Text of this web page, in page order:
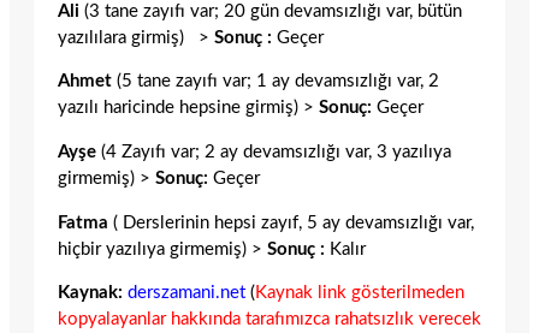
Ali (3 tane zayıfı var; 20 gün devamsızlığı var, bütün
yazılılara girmiş) > Sonuç : Geçer
Ahmet (5 tane zayıfı var; 1 ay devamsızlığı var, 2
yazılı haricinde hepsine girmiş) > Sonuç: Geçer
Ayşe (4 Zayıfı var; 2 ay devamsızlığı var, 3 yazılıya
girmemiş) > Sonuç: Geçer
Fatma ( Derslerinin hepsi zayıf, 5 ay devamsızlığı var,
hiçbir yazılıya girmemiş) > Sonuç : Kalır
Kaynak: derszamani.net ( Kaynak link gösterilmeden
kopyalayanlar hakkında tarafımızca rahatsızlık verecek